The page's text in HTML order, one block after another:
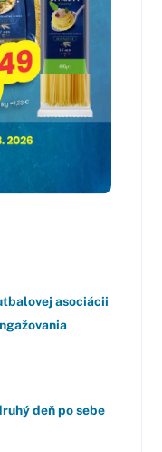
asociácii
deň po sebe